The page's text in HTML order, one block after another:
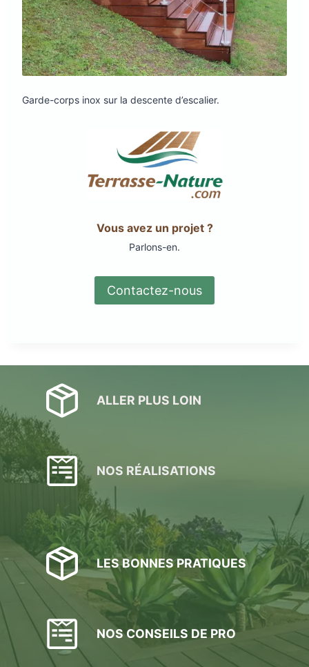
Garde-corps inox sur la descente d’escalier.
Vous avez un projet ?
Parlons-en.
Contactez-nous
ALLER PLUS LOIN
NOS RÉALISATIONS
LES BONNES PRATIQUES
NOS CONSEILS DE PRO